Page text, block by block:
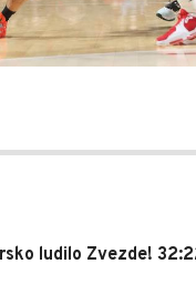
ludilo Zvezde!